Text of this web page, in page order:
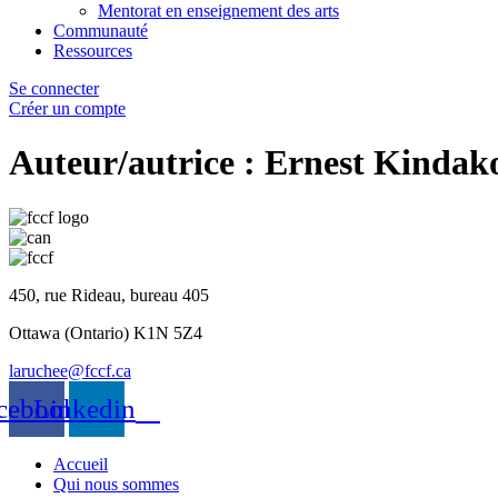
Mentorat en enseignement des arts
Communauté
Ressources
Se connecter
Créer un compte
Auteur/autrice : Ernest
450, rue Rideau, bureau 405
Ottawa (Ontario) K1N 5Z4
laruchee@fccf.ca
Linkedin
Accueil
Qui nous sommes